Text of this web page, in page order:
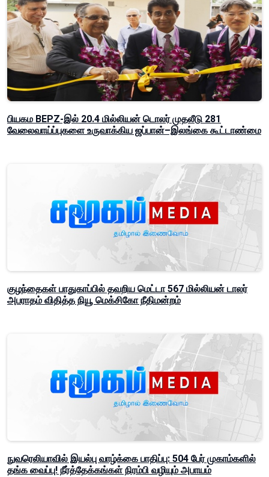
பியகம BEPZ-இல் 20.4 மில்லியன் டொலர் முதலீடு 281
வேலைவாய்ப்புகளை உருவாக்கிய ஜப்பான்–இலங்கை கூட்டாண்மை
குழந்தைகள் பாதுகாப்பில் தவறிய மெட்டா 567 மில்லியன் டாலர்
அபராதம் விதித்த நியூ மெக்சிகோ நீதிமன்றம்
நுவரெலியாவில் இயல்பு வாழ்க்கை பாதிப்பு: 504 பேர் முகாம்களில்
தங்க வைப்பு! நீர்த்தேக்கங்கள் நிரம்பி வழியும் அபாயம்